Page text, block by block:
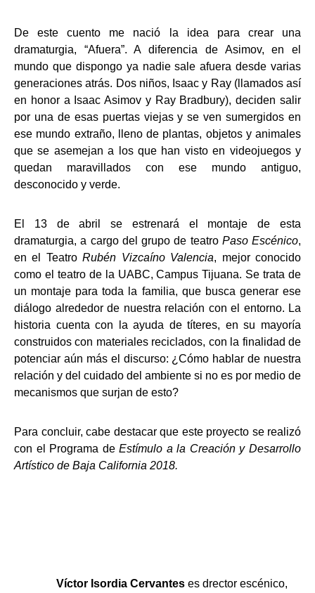
De este cuento me nació la idea para crear una
dramaturgia, “Afuera”. A diferencia de Asimov, en el
mundo que dispongo ya nadie sale afuera desde varias
generaciones atrás. Dos niños, Isaac y Ray (llamados así
en honor a Isaac Asimov y Ray Bradbury), deciden salir
por una de esas puertas viejas y se ven sumergidos en
ese mundo extraño, lleno de plantas, objetos y animales
que se asemejan a los que han visto en videojuegos y
quedan maravillados con ese mundo antiguo,
desconocido y verde.
El 13 de abril se estrenará el montaje de esta
dramaturgia, a cargo del grupo de teatro Paso Escénico,
en el TeatroRubén Vizcaíno Valencia, mejor conocido
como el teatro de la UABC, Campus Tijuana. Se trata de
un montaje para toda la familia, que busca generar ese
diálogo alrededor de nuestra relación con el entorno. La
historia cuenta con la ayuda de títeres, en su mayoría
construidos con materiales reciclados, con la finalidad de
potenciar aún más el discurso: ¿Cómo hablar de nuestra
relación y del cuidado del ambiente si no es por medio de
mecanismos que surjan de esto?
Para concluir, cabe destacar que este proyecto se realizó
con el Programa deEstímulo a la Creación y Desarrollo
Artístico de Baja California 2018.
Víctor Isordia Cervantes es drector escénico,